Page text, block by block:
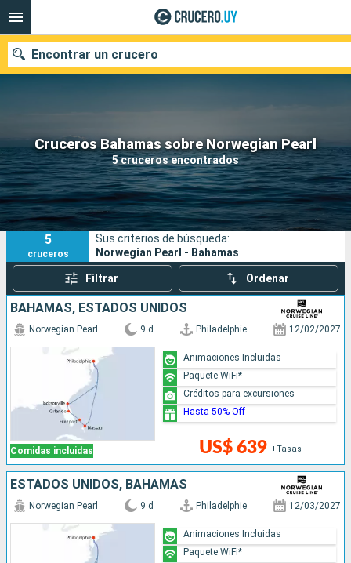
Cruceros Bahamas sobre Norwegian Pearl
5 cruceros encontrados
Encontrar un crucero
Nuestros destinos
Fecha de salida
Puertos Compañías
Buscar
5
cruceros
Sus criterios de búsqueda:
Norwegian Pearl - Bahamas
Filtrar Ordenar
BAHAMAS, ESTADOS UNIDOS
Comidas incluidas
Norwegian Pearl 9 d Philadelphie 12/02/2027
US$ 639 +Tasas
Animaciones Incluidas
Paquete WiFi*
Créditos para excursiones
Hasta 50% Off
ESTADOS UNIDOS, BAHAMAS
Norwegian Pearl 9 d Philadelphie 12/03/2027
Animaciones Incluidas
Paquete WiFi*